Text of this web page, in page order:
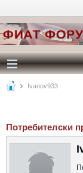
Ivanov933
Потребителски